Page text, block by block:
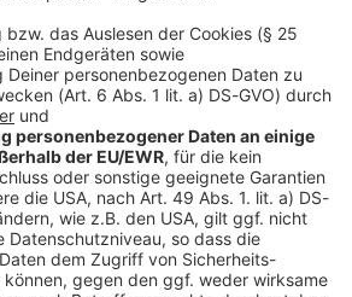
AUCH INTERESSIEREN